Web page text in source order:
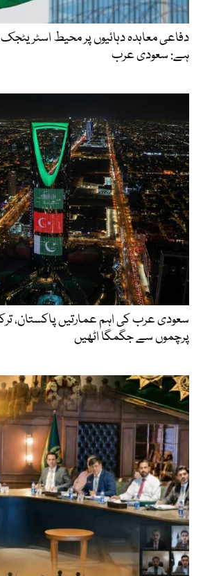
دفاعی معاہدہ دہائیوں پر محیط
ہے: سعودی عرب
سعودی عرب کی اہم عمارتیں پاکستان،
پرچموں سے جگمگا اٹھیں